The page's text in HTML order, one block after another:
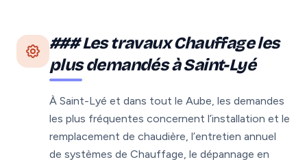
### Les travaux Chauffage les
plus demandés à Saint-Lyé
À Saint-Lyé et dans tout le Aube, les demandes
les plus fréquentes concernent l’installation et le
remplacement de chaudière, l’entretien annuel
de systèmes de Chauffage, le dépannage en